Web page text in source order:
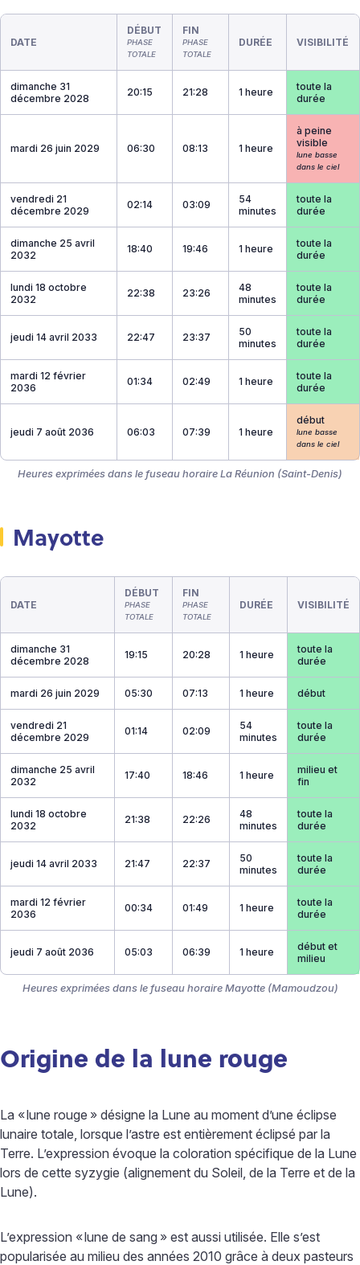
DATE
DÉBUT
PHASE
TOTALE
FIN
PHASE
TOTALE
DURÉE VISIBILITÉ
dimanche 31
décembre 2028
20:15 21:28 1 heure
toute la
durée
mardi 26 juin 2029 06:30 08:13 1 heure
à peine
visible
lune basse
dans le ciel
vendredi 21
décembre 2029
02:14 03:09
54
minutes
toute la
durée
dimanche 25 avril
2032
18:40 19:46 1 heure
toute la
durée
lundi 18 octobre
2032
22:38 23:26
48
minutes
toute la
durée
jeudi 14 avril 2033 22:47 23:37
50
minutes
toute la
durée
mardi 12 février
2036
01:34 02:49 1 heure
toute la
durée
jeudi 7 août 2036 06:03 07:39 1 heure
début
lune basse
dans le ciel
Heures exprimées dans le fuseau horaire La Réunion (Saint-Denis)
Mayotte
DATE
DÉBUT
PHASE
TOTALE
FIN
PHASE
TOTALE
DURÉE VISIBILITÉ
dimanche 31
décembre 2028
19:15 20:28 1 heure
toute la
durée
mardi 26 juin 2029 05:30 07:13 1 heure début
vendredi 21
décembre 2029
01:14 02:09
54
minutes
toute la
durée
dimanche 25 avril
2032
17:40 18:46 1 heure
milieu et
fin
lundi 18 octobre
2032
21:38 22:26
48
minutes
toute la
durée
jeudi 14 avril 2033 21:47 22:37
50
minutes
toute la
durée
mardi 12 février
2036
00:34 01:49 1 heure
toute la
durée
jeudi 7 août 2036 05:03 06:39 1 heure
début et
milieu
Heures exprimées dans le fuseau horaire Mayotte (Mamoudzou)
Origine de la lune rouge
La «lune rouge » désigne la Lune au moment d’une éclipse
lunaire totale, lorsque l’astre est entièrement éclipsé par la
Terre. L’expression évoque la coloration spécifique de la Lune
lors de cette syzygie (alignement du Soleil, de la Terre et de la
Lune).
L’expression «lune de sang » est aussi utilisée. Elle s’est
popularisée au milieu des années 2010 grâce à deux pasteurs